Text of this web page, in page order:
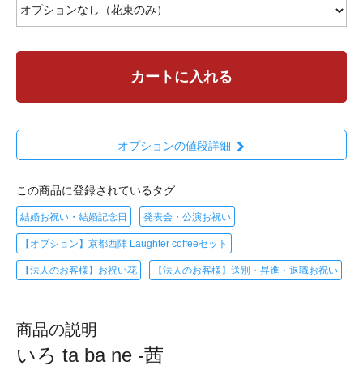
カートに入れる
オプションの値段詳細
この商品に登録されているタグ
結婚お祝い・結婚記念日 発表会・公演お祝い
【オプション】京都西陣 Laughter coffeeセット
【法人のお客様】お祝い花 【法人のお客様】送別・昇進・退職お祝い
商品の説明
いろ ta ba ne -茜